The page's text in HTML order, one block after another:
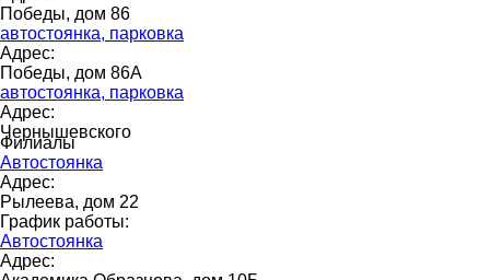
Победы, дом 86
автостоянка, парковка
Адрес:
Победы, дом 86А
автостоянка, парковка
Адрес:
Чернышевского
Филиалы
Автостоянка
Адрес:
Рылеева, дом 22
График работы:
Автостоянка
Адрес: